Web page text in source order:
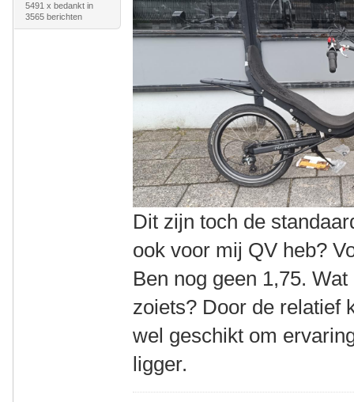
5491 x bedankt in
3565 berichten
Dit zijn toch de
ook voor mij QV heb?
Ben nog geen 1,75.
zoiets? Door de relatief
wel geschikt om
ligger.